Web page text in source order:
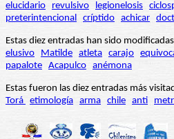
elucidario
revulsivo legionelosis
preterintencional críptido achicar
Estas diez entradas han sido
elusivo
Matilde atleta carajo
papalote Acapulco anémona
Estas fueron las diez entradas más
Torá etimología arma chile anti